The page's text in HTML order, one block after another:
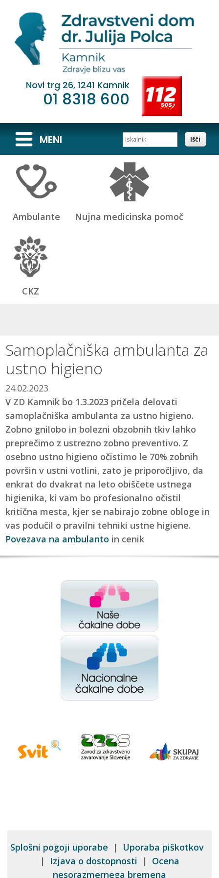
Novi trg 26, 1241 Kamnik
01 8318 600
MENI Iskalnik
Ambulante Nujna medicinska pomoč
CKZ
Samoplačniška ambulanta za
ustno higieno
24.02.2023
V ZD Kamnik bo 1.3.2023 pričela delovati
samoplačniška ambulanta za ustno higieno.
Zobno gnilobo in bolezni obzobnih tkiv lahko
preprečimo z ustrezno zobno preventivo. Z
osebno ustno higieno očistimo le 70% zobnih
površin v ustni votlini, zato je priporočljivo, da
enkrat do dvakrat na leto obiščete ustnega
higienika, ki vam bo profesionalno očistil
kritična mesta, kjer se nabirajo zobne obloge in
vas podučil o pravilni tehniki ustne higiene.
Povezava na ambulanto in cenik
Splošni pogoji uporabe | Uporaba piškotkov
|
Izjava o dostopnosti | Ocena
nesorazmernega bremena